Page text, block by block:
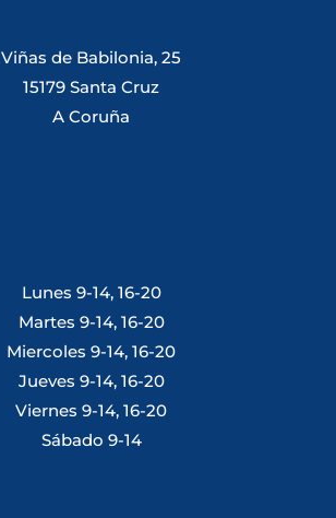
Viñas de Babilonia, 25
15179 Santa Cruz
A Coruña
Lunes 9-14, 16-20
Martes 9-14, 16-20
Miercoles 9-14, 16-20
Jueves 9-14, 16-20
Viernes 9-14, 16-20
Sábado 9-14